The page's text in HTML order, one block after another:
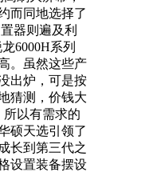
而同地选择了
器则遍及利
6000H系列
。虽然这些产
出炉，可是按
猜测，价钱大
所以有需求的
硕天选引领了
长到第三代之
设置装备摆设